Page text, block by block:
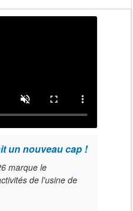
un nouveau cap !
marque le
de l'usine de